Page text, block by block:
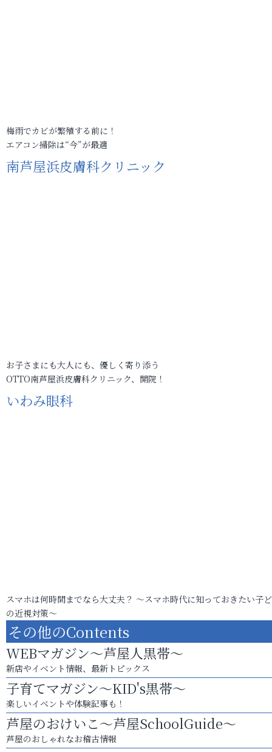
梅雨でカビが繁殖する前に！
エアコン掃除は“今”が最適
南芦屋浜皮膚科クリニック
お子さまにも大人にも、優しく寄り添う
OTTO南芦屋浜皮膚科クリニック、開院！
いわみ眼科
スマホは何時間までなら大丈夫？ ～スマホ時代に知っておきたい子
の近視対策～
その他のContents
WEBマガジン～芦屋人黒帯～
新店やイベント情報、最新トピックス
子育てマガジン～KID's黒帯～
楽しいイベントや体験記事も！
芦屋のおけいこ～芦屋SchoolGuide～
芦屋のおしゃれなお稽古情報